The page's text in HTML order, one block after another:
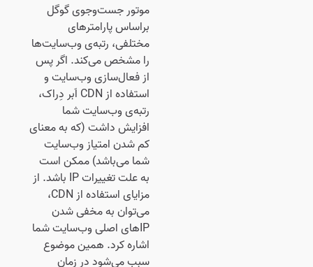
موتور جست‌وجوی گوگل
براساس پارامترهای
مختلفی، رتبه‌ی وب‌سایت‌ها
را مشخص می‌کند. اگر پس
از فعال‌سازی وب‌سایت و
استفاده از CDN اَبر دِراک،
رتبه‌ی وب‌سایت شما
افزایش داشت (که به معنای
کم شدن امتیاز وب‌سایت
شما می‌باشد) ممکن است
به علت تغییرات IP باشد. از
مزایای استفاده از CDN،
می‌توان به مخفی شدن
IPهای اصلی وب‌سایت شما
اشاره کرد. همین موضوع
سبب می‌شود در زمان